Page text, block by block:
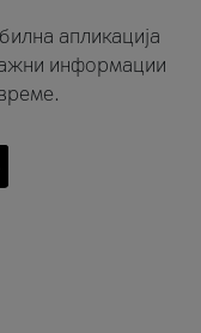
апликација
информации